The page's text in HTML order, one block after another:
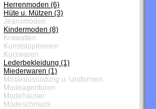
Herrenmoden (6)
Hüte u. Mützen (3)
Jeansmoden
Kindermoden (8)
Krawatten
Kunststopfereien
Kurzwaren
Lederbekleidung (1)
Miederwaren (1)
Militärausrüstung u. Uniformen
Modeagenturen
Modehäuser
Modeschmuck